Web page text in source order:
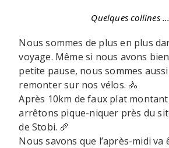
Quelques collines ...
Nous sommes de plus en plus
voyage. Même si nous avons
petite pause, nous sommes
remonter sur nos vélos. 🚴
Après 10km de faux plat
arrêtons pique-niquer près du
de Stobi. 🥖
Nous savons que l’après-midi va